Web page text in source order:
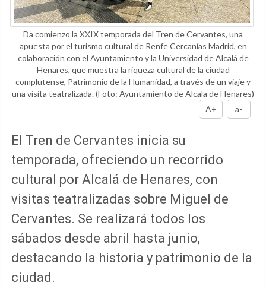
Da comienzo la XXIX temporada del Tren de Cervantes, una
apuesta por el turismo cultural de Renfe Cercanías Madrid, en
colaboración con el Ayuntamiento y la Universidad de Alcalá de
Henares, que muestra la riqueza cultural de la ciudad
complutense, Patrimonio de la Humanidad, a través de un viaje y
una visita teatralizada.(Foto: Ayuntamiento de Alcala de Henares)
A+
a-
El Tren de Cervantes inicia su
temporada, ofreciendo un recorrido
cultural por Alcalá de Henares, con
visitas teatralizadas sobre Miguel de
Cervantes. Se realizará todos los
sábados desde abril hasta junio,
destacando la historia y patrimonio de la
ciudad.